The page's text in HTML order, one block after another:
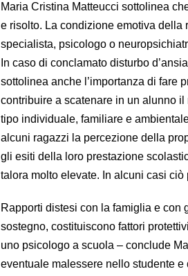
Maria Cristina Matteucci sottolinea
e risolto. La condizione emotiva della
specialista, psicologo o
In caso di conclamato disturbo
sottolinea anche l’importanza di fare
contribuire a scatenare in un alunno
tipo individuale, familiare e
alcuni ragazzi la percezione della
gli esiti della loro prestazione
talora molto elevate. In alcuni casi
Rapporti distesi con la famiglia e
sostegno, costituiscono fattori
uno psicologo a scuola – conclude
eventuale malessere nello studente